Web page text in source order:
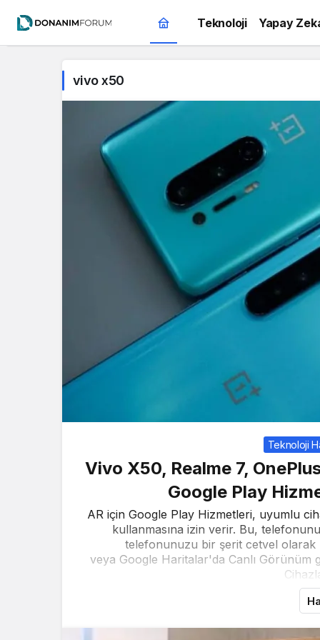
Teknoloji Yapay
vivo x50
Teknoloji
Vivo X50, Realme 7,
Google Play
AR için Google Play Hizmetleri, uyumlu
kullanmasına izin verir. Bu,
telefonunuzu bir şerit cetvel olarak
veya Google Haritalar'da Canlı Görünüm